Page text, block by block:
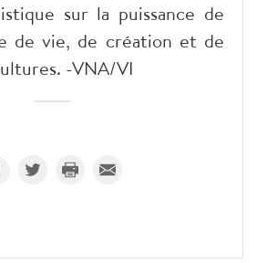
sur la puissance de
de vie, de création et de
-VNA/VI